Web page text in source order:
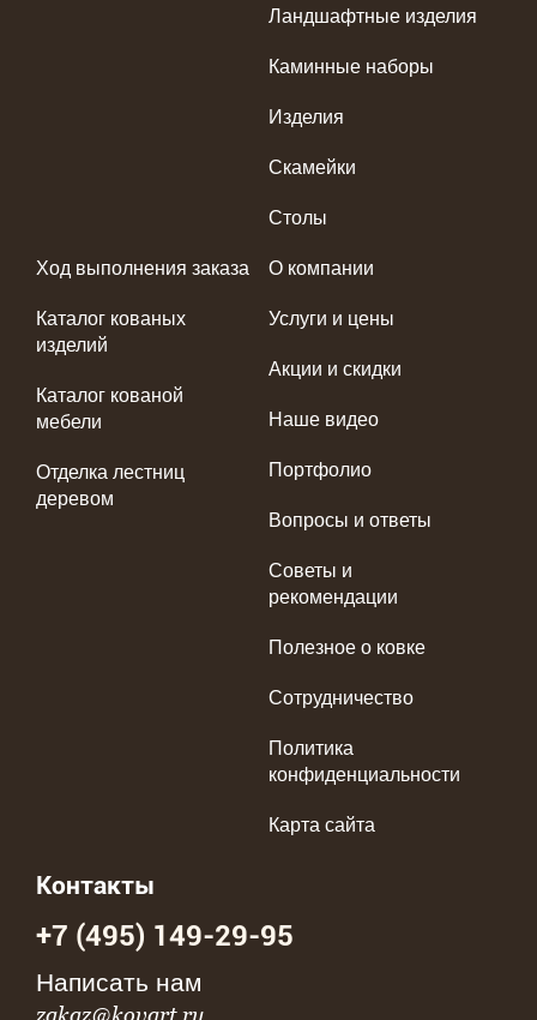
Ландшафтные изделия
Каминные наборы
Изделия
Скамейки
Столы
Ход выполнения заказа
Каталог кованых
изделий
Каталог кованой
мебели
Отделка лестниц
деревом
О компании
Услуги и цены
Акции и скидки
Наше видео
Портфолио
Вопросы и ответы
Советы и
рекомендации
Полезное о ковке
Сотрудничество
Политика
конфиденциальности
Карта сайта
Контакты
+7 (495) 149-29-95
Написать нам
zakaz@kovart.ru